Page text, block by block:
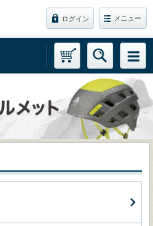
ログイン メニュー